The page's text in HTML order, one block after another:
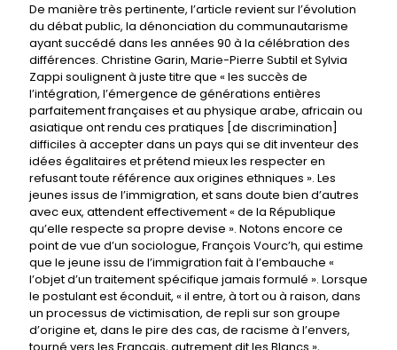
De manière très pertinente, l’article revient sur l’évolution
du débat public, la dénonciation du communautarisme
ayant succédé dans les années 90 à la célébration des
différences. Christine Garin, Marie-Pierre Subtil et Sylvia
Zappi soulignent à juste titre que « les succès de
l’intégration, l’émergence de générations entières
parfaitement françaises et au physique arabe, africain ou
asiatique ont rendu ces pratiques [de discrimination]
difficiles à accepter dans un pays qui se dit inventeur des
idées égalitaires et prétend mieux les respecter en
refusant toute référence aux origines ethniques ». Les
jeunes issus de l’immigration, et sans doute bien d’autres
avec eux, attendent effectivement « de la République
qu’elle respecte sa propre devise ». Notons encore ce
point de vue d’un sociologue, François Vourc’h, qui estime
que le jeune issu de l’immigration fait à l’embauche «
l’objet d’un traitement spécifique jamais formulé ». Lorsque
le postulant est éconduit, « il entre, à tort ou à raison, dans
un processus de victimisation, de repli sur son groupe
d’origine et, dans le pire des cas, de racisme à l’envers,